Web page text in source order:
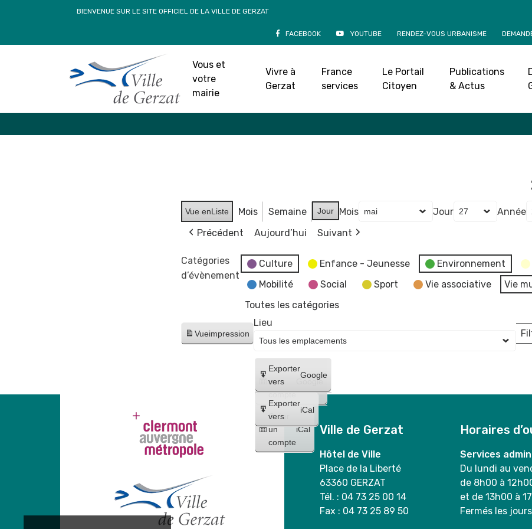
BIENVENUE SUR LE SITE OFFICIEL DE LA VILLE DE GERZAT
FACEBOOK YOUTUBE RENDEZ-VOUS URBANISME
Vous et
votre
mairie
Vivre à
Gerzat
France
services
Le Portail
Citoyen
Publications
& Actus
Accueil»Agenda
Vue enListe Mois Semaine Jour Mois Jour
Année
Précédent
Aujourd’hui Suivant
Catégories
d’évènement
Culture Enfance - Jeunesse Environnement
Mobilité
Social Sport Vie associative
Vie
Toutes les catégories
Vueimpression
Créer
un
compte
Google
Créer
un
compte
iCal
Exporter
vers
Google
Exporter
vers
iCal
Lieu
Ville de Gerzat
Hôtel de Ville
Place de la Liberté
63360 GERZAT
Tél. : 04 73 25 00 14
Fax : 04 73 25 89 50
Horaires
Services
Du lundi au
de 8h00 à
et de 13h00 à
Fermés les